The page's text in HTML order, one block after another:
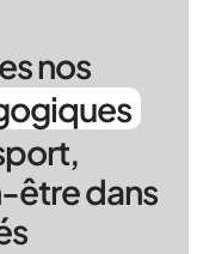
nos
être dans